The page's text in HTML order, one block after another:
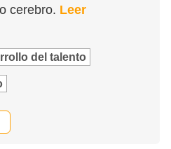
cerebro. Leer
del talento